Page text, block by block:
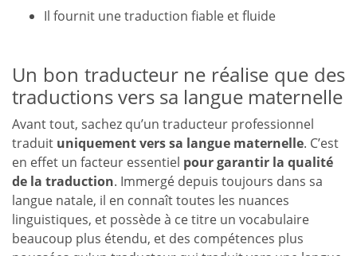
Il fournit une traduction fiable et fluide
Un bon traducteur ne réalise que des
traductions vers sa langue maternelle
Avant tout, sachez qu’un traducteur professionnel
traduit uniquement vers sa langue maternelle. C’est
en effet un facteur essentiel pour garantir la qualité
de la traduction. Immergé depuis toujours dans sa
langue natale, il en connaît toutes les nuances
linguistiques, et possède à ce titre un vocabulaire
beaucoup plus étendu, et des compétences plus